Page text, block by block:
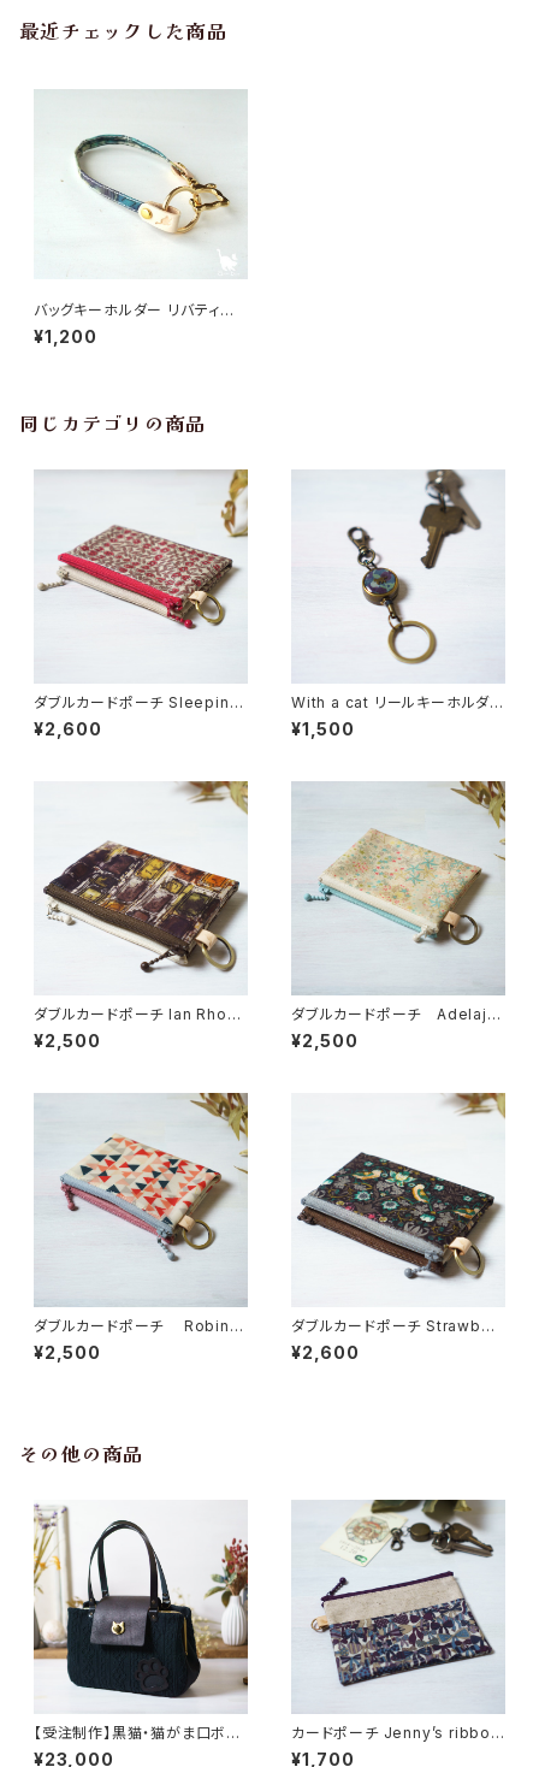
最近チェックした商品
バッグキーホルダー リバティ I
an Rhodes（イアン・ローズ）
¥1,200
同じカテゴリの商品
ダブルカードポーチ Sleeping
Rose（スリーピング・ローズ）レ
ッド リバティラミネート生地
¥2,600
With a cat リールキーホルダ
ー・選べる柄【受注制作】
¥1,500
ダブルカードポーチ Ian Rhod
es （イアン・ローズ）オレンジブ
ラウン リバティラミネート生地
¥2,500
ダブルカードポーチ Adelajd
a（アデラジャ） ピンクブルー
リバティラミネート生地
¥2,500
ダブルカードポーチ Robin
（ロビン）ピンク リバティラミネ
ート生地
¥2,500
ダブルカードポーチ Strawberr
y Thief（ストロベリー・シーフ）
ブラウン リバティラミネート生
¥2,600
その他の商品
【受注制作】黒猫・猫がま口ボス
トンバッグ
¥23,000
カードポーチ Jenny’s ribbon
s（ジェニーズ・リボンズ）パープ
¥1,700